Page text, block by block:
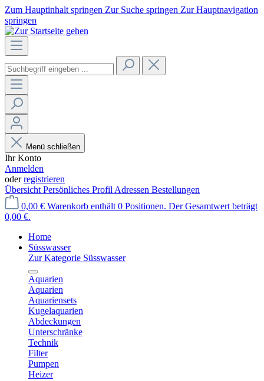
Zum Hauptinhalt springen Zur Suche springen Zur Hauptnavigation
springen
Menü schließen
Ihr Konto
Anmelden
oderregistrieren
Übersicht Persönliches Profil Adressen Bestellungen
0,00 € Warenkorb enthält 0 Positionen. Der Gesamtwert beträgt
0,00 €.
Home
Süsswasser
Zur Kategorie Süsswasser
Aquarien
Aquarien
Aquariensets
Kugelaquarien
Abdeckungen
Unterschränke
Technik
Filter
Pumpen
Heizer